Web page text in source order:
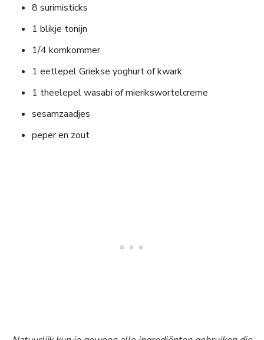
8 surimisticks
1 blikje tonijn
1/4 komkommer
1 eetlepel Griekse yoghurt of kwark
1 theelepel wasabi of mierikswortelcreme
sesamzaadjes
peper en zout